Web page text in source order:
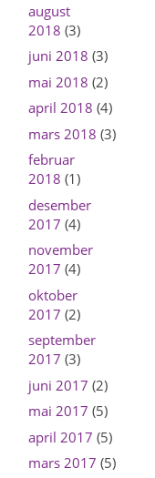
august
2018 (3)
juni 2018 (3)
mai 2018 (2)
april 2018 (4)
mars 2018 (3)
februar
2018 (1)
desember
2017 (4)
november
2017 (4)
oktober
2017 (2)
september
2017 (3)
juni 2017 (2)
mai 2017 (5)
april 2017 (5)
mars 2017 (5)